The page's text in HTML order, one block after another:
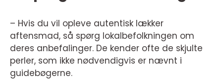
– Hvis du vil opleve autentisk lækker
aftensmad, så spørg lokalbefolkningen om
deres anbefalinger. De kender ofte de skjulte
perler, som ikke nødvendigvis er nævnt i
guidebøgerne.